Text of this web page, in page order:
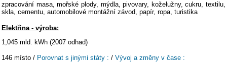
zpracování masa, mořské plody, mýdla, pivovary, koželužny, cukru, textilu,
skla, cementu, automobilové montážní závod, papír, ropa, turistika
Elektřina - výroba:
1,045 mld. kWh (2007 odhad)
146 místo / Porovnat s jinými státy : / Vývoj a změny v čase :